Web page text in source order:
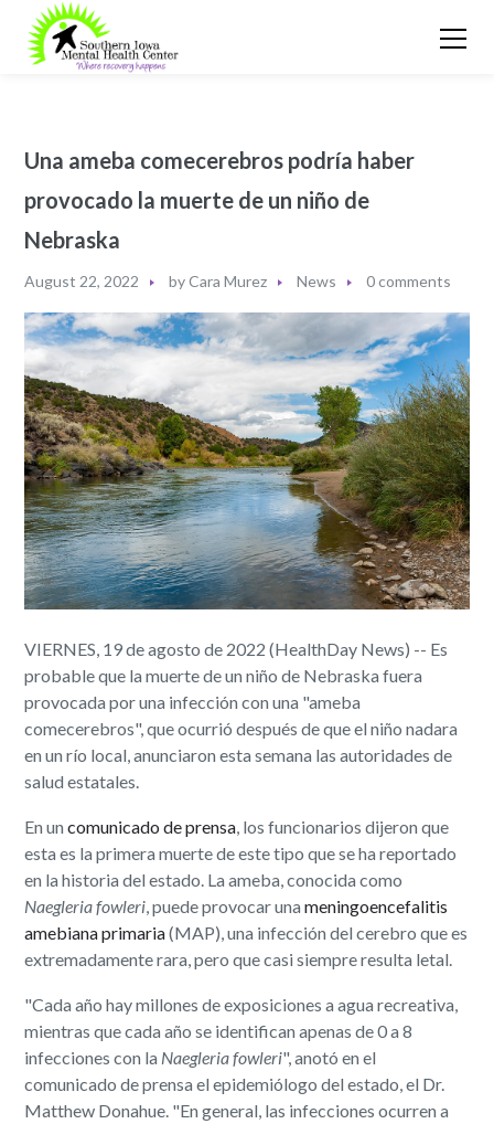
Una ameba comecerebros podría haber
provocado la muerte de un niño de
Nebraska
August 22, 2022 byCara Murez News 0 comments
VIERNES, 19 de agosto de 2022 (HealthDay News) -- Es
probable que la muerte de un niño de Nebraska fuera
provocada por una infección con una "ameba
comecerebros", que ocurrió después de que el niño nadara
en un río local, anunciaron esta semana las autoridades de
salud estatales.
En uncomunicado de prensa , los funcionarios dijeron que
esta es la primera muerte de este tipo que se ha reportado
en la historia del estado. La ameba, conocida como
Naegleria fowleri , puede provocar unameningoencefalitis
amebiana primaria(MAP), una infección del cerebro que es
extremadamente rara, pero que casi siempre resulta letal.
"Cada año hay millones de exposiciones a agua recreativa,
mientras que cada año se identifican apenas de 0 a 8
infecciones con la Naegleria fowleri", anotó en el
comunicado de prensa el epidemiólogo del estado, el Dr.
Matthew Donahue. "En general, las infecciones ocurren a